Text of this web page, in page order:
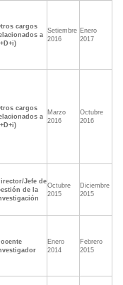
cargos
a
Setiembre
2016
Enero
2017
cargos
a
Marzo
2016
Octubre
2016
Jefe de
de la
Octubre
2015
Diciembre
2015
Enero
2014
Febrero
2015